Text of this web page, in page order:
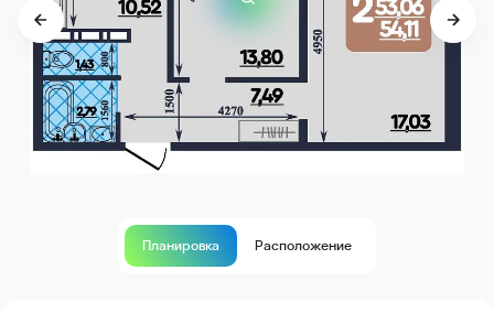
Планировка Расположение